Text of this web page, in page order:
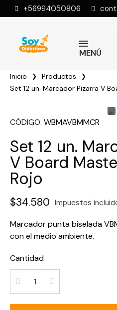
+56994050806
MENÚ
Inicio
Productos
Set 12 un. Marcador Pizarra V
CÓDIGO WBMAVBMMCR
Set 12 un.
V Board
Rojo
$34.580 Impuestos
Marcador punta biselada
con el medio ambiente.
Cantidad